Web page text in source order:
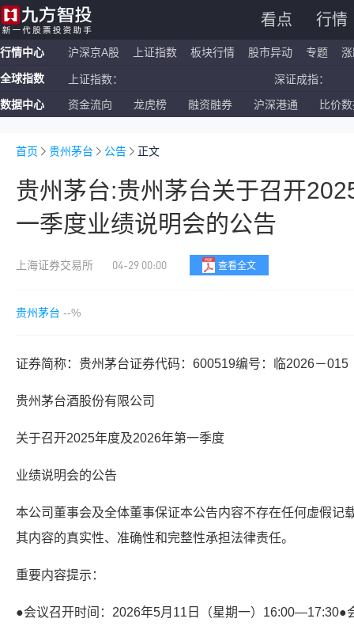
看点 行情
行情中心 沪深京A股 上证指数 板块行情 股市异动 专题
全球指数 上证指数： 深证成指：
恒生指数： 国企指数：
数据中心 资金流向 龙虎榜 融资融券 沪深港通 比价
首页 贵州茅台 公告 正文
贵州茅台:贵州茅台关于召开
一季度业绩说明会的公告
上海证券交易所 04-29 00:00 查看全文
贵州茅台 --%
证券简称：贵州茅台证券代码：600519编号：临2026－015
贵州茅台酒股份有限公司
关于召开2025年度及2026年第一季度
业绩说明会的公告
本公司董事会及全体董事保证本公告内容不存在任何虚假记
其内容的真实性、准确性和完整性承担法律责任。
重要内容提示：
●会议召开时间：2026年5月11日（星期一）16:00—17:30●